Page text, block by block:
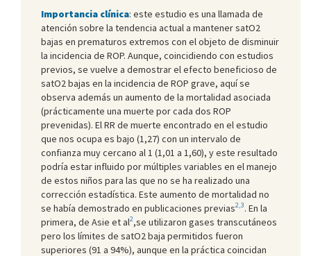
Importancia clínica: este estudio es una llamada de
atención sobre la tendencia actual a mantener satO2
bajas en prematuros extremos con el objeto de disminuir
la incidencia de ROP. Aunque, coincidiendo con estudios
previos, se vuelve a demostrar el efecto beneficioso de
satO2 bajas en la incidencia de ROP grave, aquí se
observa además un aumento de la mortalidad asociada
(prácticamente una muerte por cada dos ROP
prevenidas). El RR de muerte encontrado en el estudio
que nos ocupa es bajo (1,27) con un intervalo de
confianza muy cercano al 1 (1,01 a 1,60), y este resultado
podría estar influido por múltiples variables en el manejo
de estos niños para las que no se ha realizado una
corrección estadística. Este aumento de mortalidad no
se había demostrado en publicaciones previas2,3. En la
primera, de Asie et al2,se utilizaron gases transcutáneos
pero los límites de satO2 baja permitidos fueron
superiores (91 a 94%), aunque en la práctica coincidan